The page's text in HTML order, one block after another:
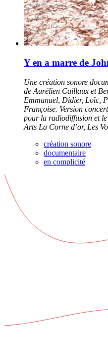
Y en a marre de
Une création sonore
de Aurélien Caillaux et
Emmanuel, Didier, Loïc,
Françoise. Version
pour la radiodiffusion et
Arts La Corne d’or, Les
création sonore
documentaire
en complicité